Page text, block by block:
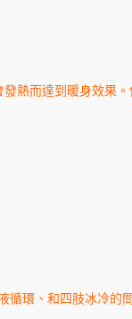
發熱而達到暖身效果
循環、和四肢冰冷的